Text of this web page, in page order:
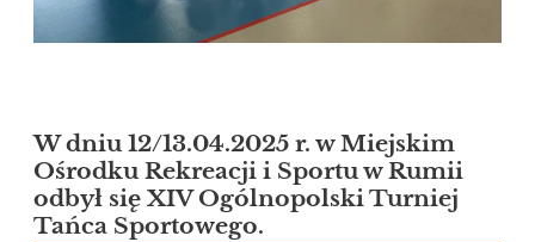
W dniu 12/13.04.2025 r. w Miejskim
Ośrodku Rekreacji i Sportu w Rumii
odbył się XIV Ogólnopolski Turniej
Tańca Sportowego.